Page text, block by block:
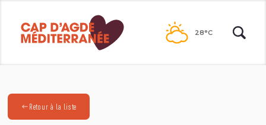
contenu
28°C
Retour à la liste